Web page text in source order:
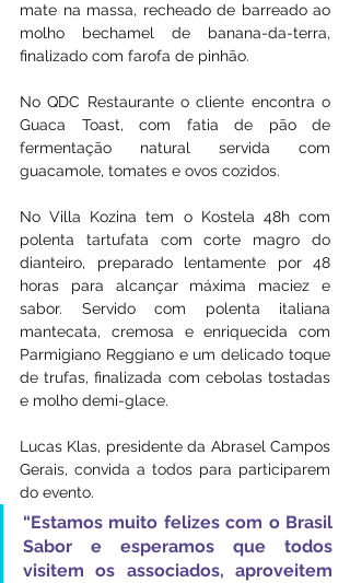
mate na massa, recheado de barreado ao
molho bechamel de banana-da-terra,
finalizado com farofa de pinhão.
No QDC Restaurante o cliente encontra o
Guaca Toast, com fatia de pão de
fermentação natural servida com
guacamole, tomates e ovos cozidos.
No Villa Kozina tem o Kostela 48h com
polenta tartufata com corte magro do
dianteiro, preparado lentamente por 48
horas para alcançar máxima maciez e
sabor. Servido com polenta italiana
mantecata, cremosa e enriquecida com
Parmigiano Reggiano e um delicado toque
de trufas, finalizada com cebolas tostadas
e molho demi-glace.
Lucas Klas, presidente da Abrasel Campos
Gerais, convida a todos para participarem
do evento.
“Estamos muito felizes com o Brasil
Sabor e esperamos que todos
visitem os associados, aproveitem